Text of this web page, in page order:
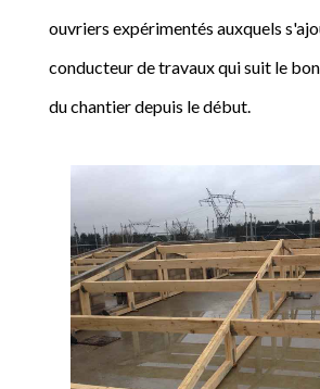
ouvriers expérimentés auxquels
conducteur de travaux qui suit le
du chantier depuis le début.